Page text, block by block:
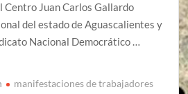
Centro Juan Carlos Gallardo
del estado de Aguascalientes y
Nacional Democrático …
manifestaciones de trabajadores